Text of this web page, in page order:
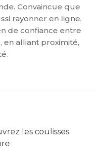
Convaincue que
rayonner en ligne,
de confiance entre
en alliant proximité,
les coulisses